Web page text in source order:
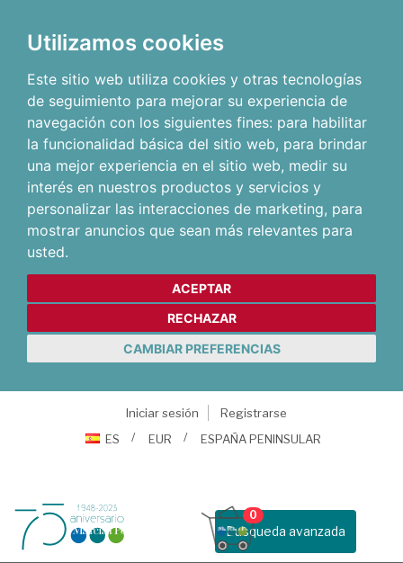
Utilizamos cookies
Este sitio web utiliza cookies y otras tecnologías
de seguimiento para mejorar su experiencia de
navegación con los siguientes fines: para habilitar
la funcionalidad básica del sitio web, para brindar
una mejor experiencia en el sitio web, medir su
interés en nuestros productos y servicios y
personalizar las interacciones de marketing, para
mostrar anuncios que sean más relevantes para
usted.
ACEPTAR
RECHAZAR
CAMBIAR PREFERENCIAS
Iniciar sesión
Registrarse
ES
EUR ESPAÑA PENINSULAR
Busqueda avanzada
0